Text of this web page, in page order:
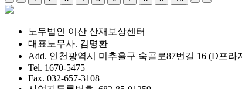
노무법인 이산 산재보상센터
대표노무사. 김명환
Add. 인천광역시 미추홀구 숙골로87번길 16 (D프라
Tel. 1670-5475
Fax. 032-657-3108